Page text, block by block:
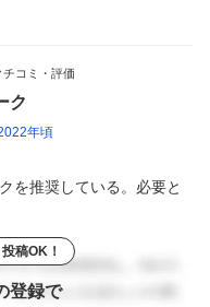
コミ・評価
ク
年頃
を推奨している。必要と
稿OK！
登録で